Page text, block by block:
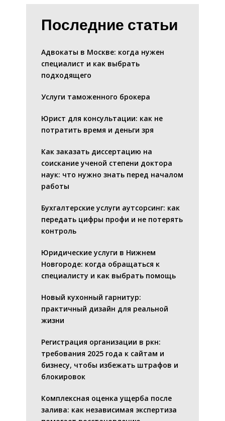
Последние статьи
Адвокаты в Москве: когда нужен
специалист и как выбрать
подходящего
Услуги таможенного брокера
Юрист для консультации: как не
потратить время и деньги зря
Как заказать диссертацию на
соискание ученой степени доктора
наук: что нужно знать перед началом
работы
Бухгалтерские услуги аутсорсинг: как
передать цифры профи и не потерять
контроль
Юридические услуги в Нижнем
Новгороде: когда обращаться к
специалисту и как выбрать помощь
Новый кухонный гарнитур:
практичный дизайн для реальной
жизни
Регистрация организации в ркн:
требования 2025 года к сайтам и
бизнесу, чтобы избежать штрафов и
блокировок
Комплексная оценка ущерба после
залива: как независимая экспертиза